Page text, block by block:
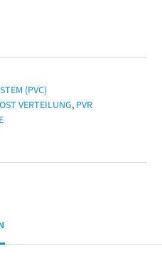
(PVC)
VERTEILUNG, PVR